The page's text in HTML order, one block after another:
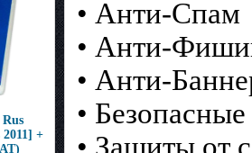
+
• Анти-Спам
• Анти-
• Анти-
•